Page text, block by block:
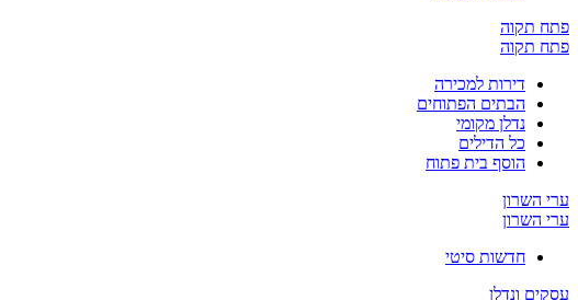
פתח תקוה
פתח תקוה
דירות למכירה
הבתים הפתוחים
נדלן מקומי
כל הדילים
הוסף בית פתוח
ערי השרון
ערי השרון
חדשות סיטי
עסקים ונדלן